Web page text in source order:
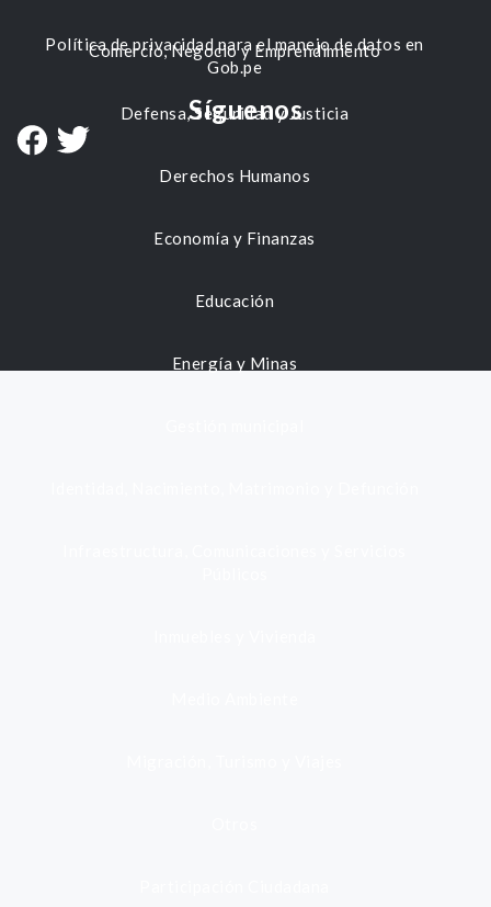
Comercio, Negocio y Emprendimiento
Defensa, Seguridad y Justicia
Derechos Humanos
Economía y Finanzas
Educación
Energía y Minas
Política de privacidad para el manejo de datos en
Gob.pe
Síguenos